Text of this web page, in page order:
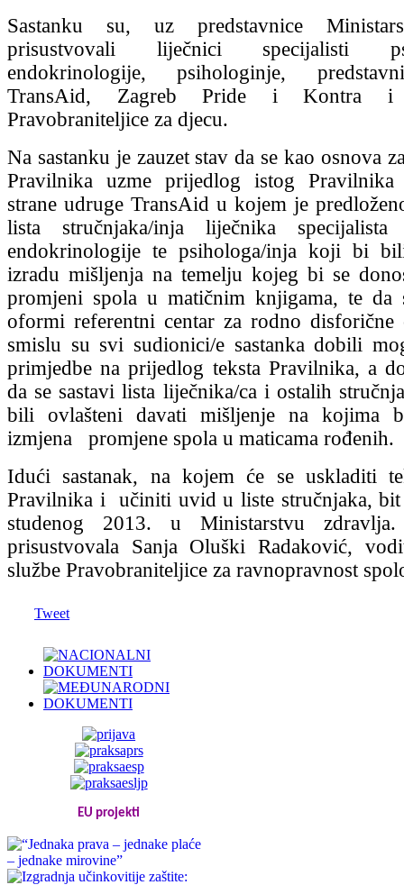
Sastanku su, uz predstavnice
prisustvovali liječnici specijalisti
endokrinologije, psihologinje,
TransAid, Zagreb Pride i Kontra i
Pravobraniteljice za djecu.
Na sastanku je zauzet stav da se kao osnova
Pravilnika uzme prijedlog istog Pravilnika
strane udruge TransAid u kojem je
lista stručnjaka/inja liječnika
endokrinologije te psihologa/inja koji bi
izradu mišljenja na temelju kojeg bi se
promjeni spola u matičnim knjigama, te
oformi referentni centar za rodno disforične
smislu su svi sudionici/e sastanka dobili
primjedbe na prijedlog teksta Pravilnika, a
da se sastavi lista liječnika/ca i ostalih
bili ovlašteni davati mišljenje na kojima
izmjena promjene spola u maticama rođenih.
Idući sastanak, na kojem će se uskladiti
Pravilnika i učiniti uvid u liste stručnjaka, bit
studenog 2013. u Ministarstvu
prisustvovala Sanja Oluški Radaković,
službe Pravobraniteljice za ravnopravnost
Tweet
EU projekti